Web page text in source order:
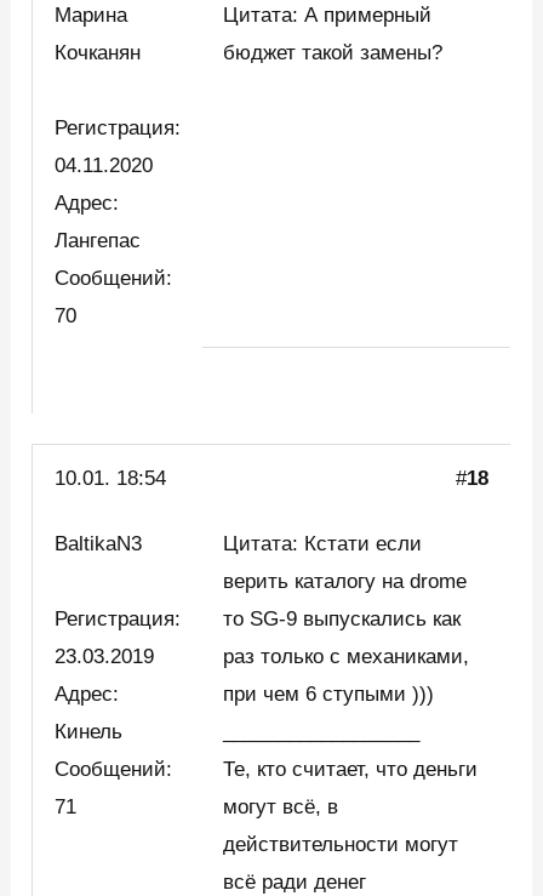
Марина
Кочканян
Регистрация:
04.11.2020
Адрес:
Лангепас
Сообщений:
70
Цитата: А примерный
бюджет такой замены?
10.01. 18:54 #18
BaltikaN3
Регистрация:
23.03.2019
Адрес:
Кинель
Сообщений:
71
Цитата: Кстати если
верить каталогу на drome
то SG-9 выпускались как
раз только с механиками,
при чем 6 ступыми )))
Те, кто считает, что деньги
могут всё, в
действительности могут
всё ради денег